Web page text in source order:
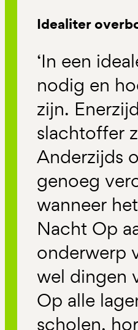
Idealiter
‘In een
nodig en
zijn.
slachtoffer
Anderzijds
genoeg
wanneer
Nacht Op
onderwerp
wel dingen
Op alle
scholen,